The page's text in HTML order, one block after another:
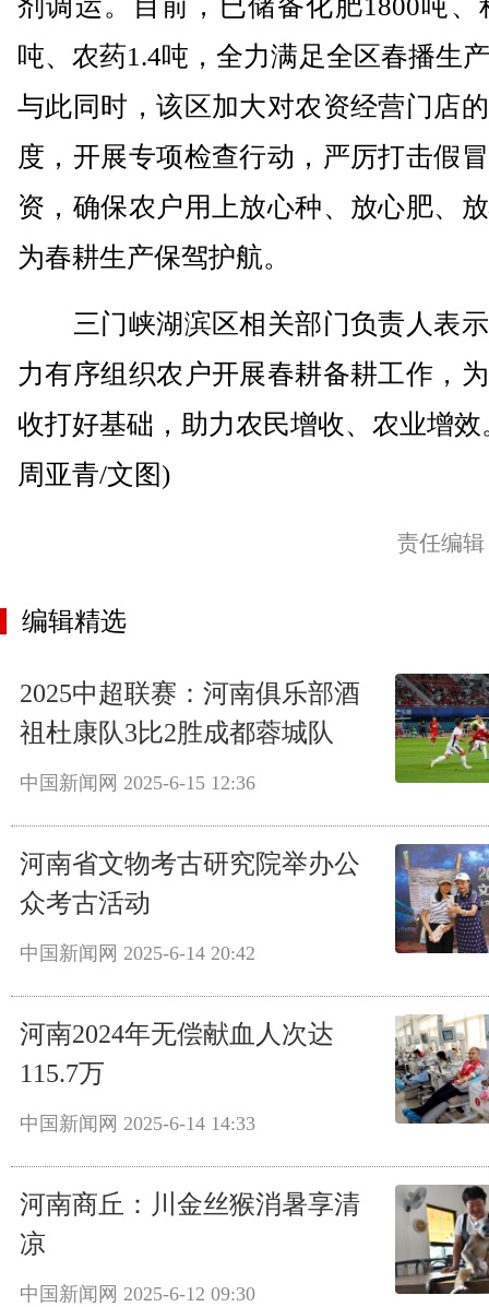
剂调运。目前，已储备化肥1800吨、
吨、农药1.4吨，全力满足全区春播生
与此同时，该区加大对农资经营门店
度，开展专项检查行动，严厉打击假
资，确保农户用上放心种、放心肥、
为春耕生产保驾护航。
三门峡湖滨区相关部门负责人表
力有序组织农户开展春耕备耕工作，
收打好基础，助力农民增收、农业增效
周亚青/文图)
责任编
编辑精选
2025中超联赛：河南俱乐部酒
祖杜康队3比2胜成都蓉城队
中国新闻网 2025-6-15 12:36
河南省文物考古研究院举办公
众考古活动
中国新闻网 2025-6-14 20:42
河南2024年无偿献血人次达
115.7万
中国新闻网 2025-6-14 14:33
河南商丘：川金丝猴消暑享清
凉
中国新闻网 2025-6-12 09:30